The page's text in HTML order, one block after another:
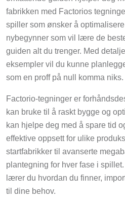
fabrikken med Factorios
spiller som ønsker å
nybegynner som vil lære de
guiden alt du trenger. Med
eksempler vil du kunne
som en proff på null komma niks.
Factorio-tegninger er
kan bruke til å raskt bygge og
kan hjelpe deg med å spare tid
effektive oppsett for ulike
startfabrikker til avanserte
plantegning for hver fase i
lærer du hvordan du finner,
til dine behov.